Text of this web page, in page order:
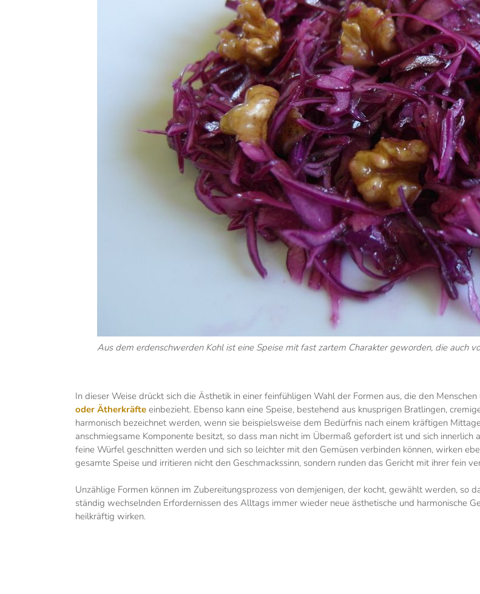
Aus dem erdenschwerden Kohl ist eine Speise mit fast zartem Charakter geworden, die auch
In dieser Weise drückt sich die Ästhetik in einer feinfühligen Wahl der Formen aus, die den
oder Ätherkräfte einbezieht. Ebenso kann eine Speise, bestehend aus knusprigen Bratlingen,
harmonisch bezeichnet werden, wenn sie beispielsweise dem Bedürfnis nach einem kräftigen
anschmiegsame Komponente besitzt, so dass man nicht im Übermaß gefordert ist und sich innerlich
feine Würfel geschnitten werden und sich so leichter mit den Gemüsen verbinden können, wirken
gesamte Speise und irritieren nicht den Geschmackssinn, sondern runden das Gericht mit ihrer fein
Unzählige Formen können im Zubereitungsprozess von demjenigen, der kocht, gewählt werden, so
ständig wechselnden Erfordernissen des Alltags immer wieder neue ästhetische und harmonische
heilkräftig wirken.